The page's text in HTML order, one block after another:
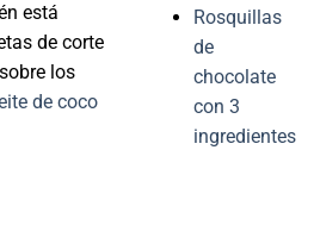
está
de corte
los
de coco
Rosquillas
de
chocolate
con 3
ingredientes